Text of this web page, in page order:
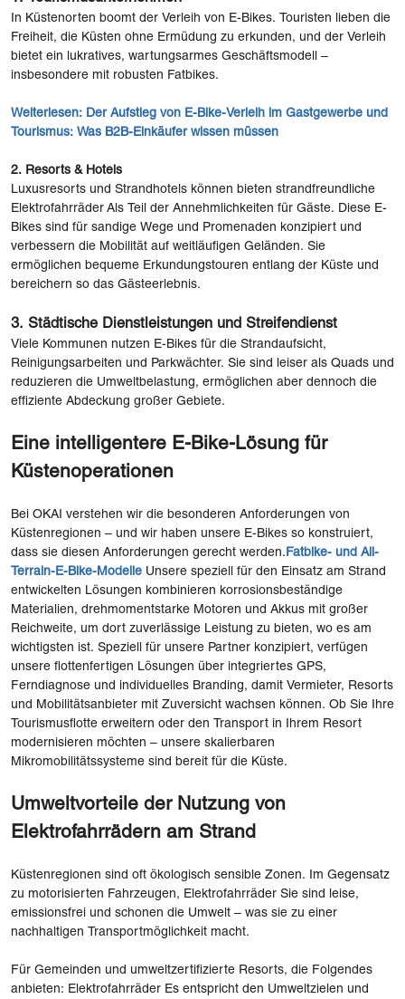
In Küstenorten boomt der Verleih von E-Bikes. Touristen lieben die
Freiheit, die Küsten ohne Ermüdung zu erkunden, und der Verleih
bietet ein lukratives, wartungsarmes Geschäftsmodell –
insbesondere mit robusten Fatbikes.
Weiterlesen: Der Aufstieg von E-Bike-Verleih im Gastgewerbe und
Tourismus: Was B2B-Einkäufer wissen müssen
2. Resorts & Hotels
Luxusresorts und Strandhotels können bieten strandfreundliche
Elektrofahrräder Als Teil der Annehmlichkeiten für Gäste. Diese E-
Bikes sind für sandige Wege und Promenaden konzipiert und
verbessern die Mobilität auf weitläufigen Geländen. Sie
ermöglichen bequeme Erkundungstouren entlang der Küste und
bereichern so das Gästeerlebnis.
3. Städtische Dienstleistungen und Streifendienst
Viele Kommunen nutzen E-Bikes für die Strandaufsicht,
Reinigungsarbeiten und Parkwächter. Sie sind leiser als Quads und
reduzieren die Umweltbelastung, ermöglichen aber dennoch die
effiziente Abdeckung großer Gebiete.
Eine intelligentere E-Bike-Lösung für
Küstenoperationen
Bei OKAI verstehen wir die besonderen Anforderungen von
Küstenregionen – und wir haben unsere E-Bikes so konstruiert,
dass sie diesen Anforderungen gerecht werden. Fatbike- und All-
Terrain-E-Bike-Modelle Unsere speziell für den Einsatz am Strand
entwickelten Lösungen kombinieren korrosionsbeständige
Materialien, drehmomentstarke Motoren und Akkus mit großer
Reichweite, um dort zuverlässige Leistung zu bieten, wo es am
wichtigsten ist. Speziell für unsere Partner konzipiert, verfügen
unsere flottenfertigen Lösungen über integriertes GPS,
Ferndiagnose und individuelles Branding, damit Vermieter, Resorts
und Mobilitätsanbieter mit Zuversicht wachsen können. Ob Sie Ihre
Tourismusflotte erweitern oder den Transport in Ihrem Resort
modernisieren möchten – unsere skalierbaren
Mikromobilitätssysteme sind bereit für die Küste.
Umweltvorteile der Nutzung von
Elektrofahrrädern am Strand
Küstenregionen sind oft ökologisch sensible Zonen. Im Gegensatz
zu motorisierten Fahrzeugen, Elektrofahrräder Sie sind leise,
emissionsfrei und schonen die Umwelt – was sie zu einer
nachhaltigen Transportmöglichkeit macht.
Für Gemeinden und umweltzertifizierte Resorts, die Folgendes
anbieten: Elektrofahrräder Es entspricht den Umweltzielen und